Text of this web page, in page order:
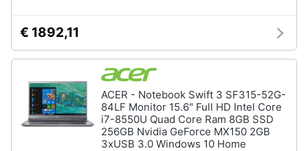
Tastiera
Sistema
operativo
Vedi
tutti
€ 1892,11
ACER - Notebook Swift 3 SF315-52G-
84LF Monitor 15.6" Full HD Intel Core
i7-8550U Quad Core Ram 8GB SSD
256GB Nvidia GeForce MX150 2GB
3xUSB 3.0 Windows 10 Home